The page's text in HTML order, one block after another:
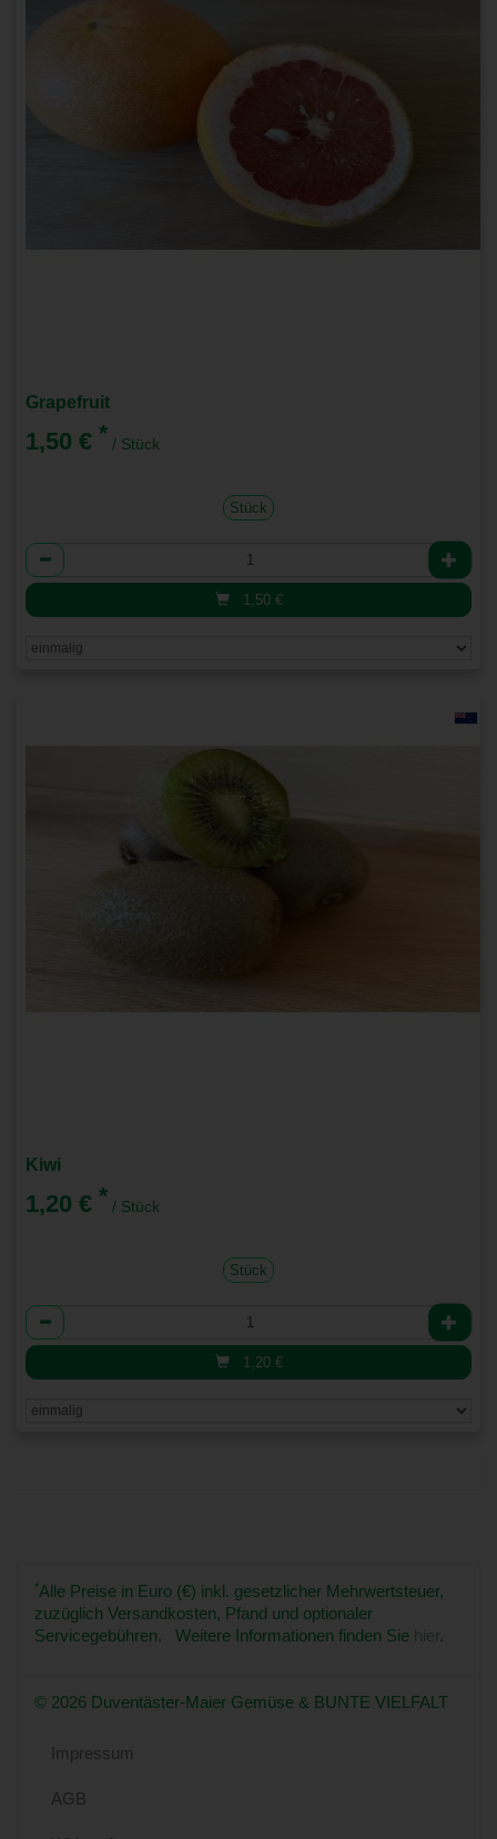
Grapefruit
1,50 € * / Stück
Stück
Anzahl
1,50 €
Kiwi
1,20 € * / Stück
Stück
Anzahl
1,20 €
*Alle Preise in Euro (€) inkl. gesetzlicher Mehrwertsteuer,
zuzüglich Versandkosten, Pfand und optionaler
Servicegebühren. Weitere Informationen finden Sie hier.
© 2026 Duventäster-Maier Gemüse & BUNTE VIELFALT
Impressum
AGB